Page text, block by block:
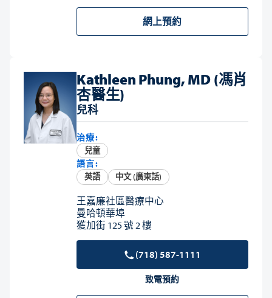
網上預約
Kathleen Phung, MD (馮肖
杏醫生)
兒科
治療:
兒童
語言:
英語 中文 (廣東話)
王嘉廉社區醫療中心
曼哈頓華埠
獲加街 125 號 2 樓
(718) 587-1111
致電預約